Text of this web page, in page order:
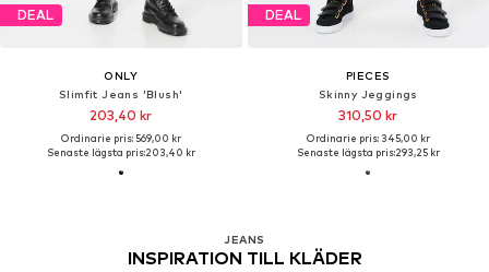
DEAL
ONLY
Slimfit Jeans 'Blush'
203,40 kr
Ordinarie pris: 569,00 kr
Senaste lägsta pris:203,40 kr
DEAL
PIECES
Skinny Jeggings
310,50 kr
Ordinarie pris: 345,00 kr
Senaste lägsta pris:293,25 kr
JEANS
INSPIRATION TILL KLÄDER